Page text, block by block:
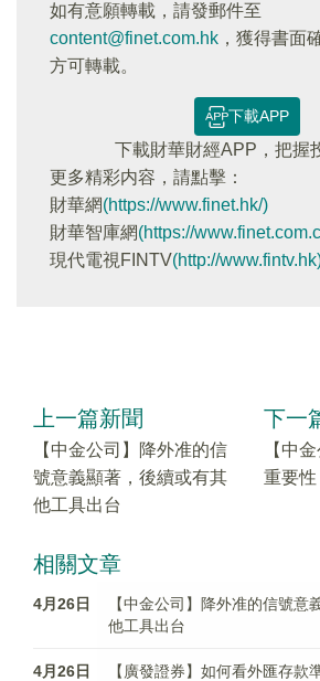
如有意願轉載，請發郵件至
content@finet.com.hk ，獲得書面
方可轉載。
下載APP
下載財華財經APP，把握
更多精彩内容，請點擊：
財華網(https://www.finet.hk/)
財華智庫網(https://
現代電視FINTV(http://
上一篇新聞
【中金公司】降外准的信
號意義顯著，後續或有其
他工具出台
下一
【中
重要性
相關文章
4月26日
【中金公司】降外准的信號意
他工具出台
4月26日 【廣發證券】如何看外匯存款